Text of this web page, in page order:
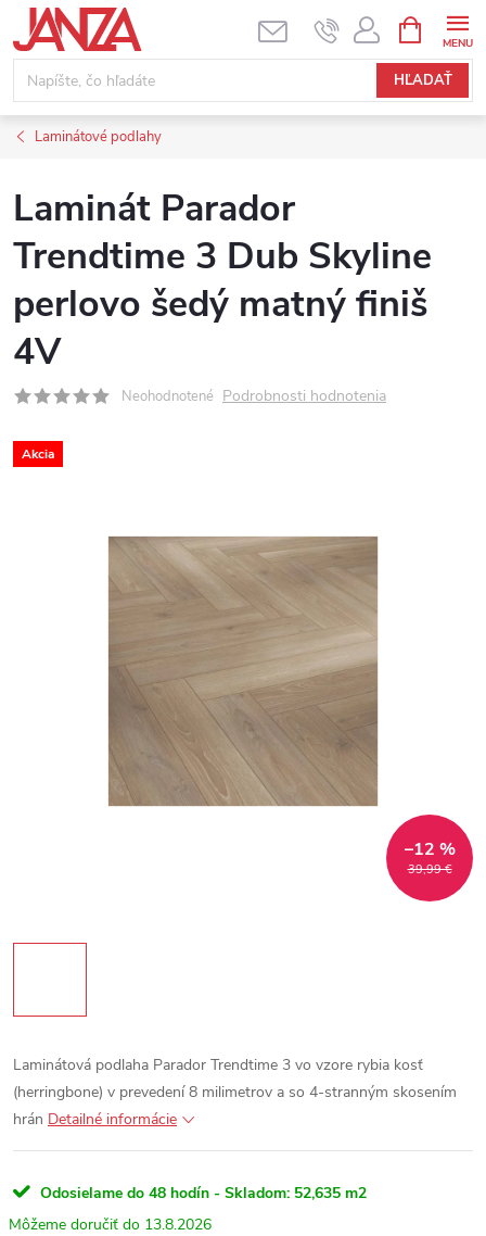
Prejsť na obsah
HĽADAŤ
Laminátové podlahy
Laminát Parador
Trendtime 3 Dub Skyline
perlovo šedý matný finiš
4V
Neohodnotené Podrobnosti hodnotenia
Akcia
39,99 €
–12 %
Laminátová podlaha Parador Trendtime 3 vo vzore rybia kosť
(herringbone) v prevedení 8 milimetrov a so 4-stranným skosením
hrán Detailné informácie
Odosielame do 48 hodín - Skladom: 52,635 m2
13.8.2026